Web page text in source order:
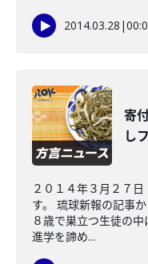
2014.03.28 |
寄
し
２０１４年３月２７
す。 琉球新報の記事
８歳で巣立つ生徒の
進学を諦め...